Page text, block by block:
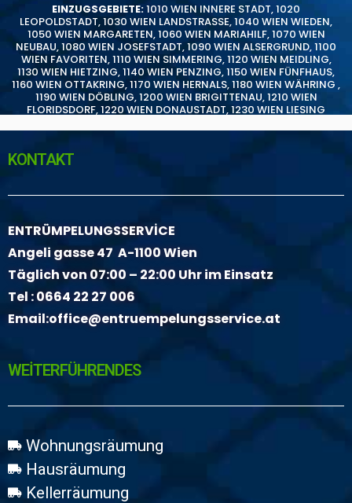
EINZUGSGEBIETE:1010 WIEN INNERE STADT,1020
LEOPOLDSTADT,1030 WIEN LANDSTRASSE,1040 WIEN WIEDEN,
1050 WIEN MARGARETEN,1060 WIEN MARIAHILF,1070 WIEN
NEUBAU,1080 WIEN JOSEFSTADT,1090 WIEN ALSERGRUND,1100
WIEN FAVORITEN,1110 WIEN SIMMERING,1120 WIEN MEIDLING,
1130 WIEN HIETZING,1140 WIEN PENZING,1150 WIEN FÜNFHAUS,
1160 WIEN OTTAKRING,1170 WIEN HERNALS,1180 WIEN WÄHRING ,
1190 WIEN DÖBLING,1200 WIEN BRIGITTENAU,1210 WIEN
FLORIDSDORF,1220 WIEN DONAUSTADT,1230 WIEN LIESING
KONTAKT
ENTRÜMPELUNGSSERVİCE
Angeli gasse 47 A-1100 Wien
Täglich von 07:00 – 22:00 Uhr im Einsatz
Tel :0664 22 27 006
Email:office@entruempelungsservice.at
WEİTERFÜHRENDES
Wohnungsräumung
Hausräumung
Kellerräumung